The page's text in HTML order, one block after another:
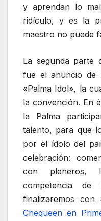
y aprendan lo
ridículo, y es la
maestro no puede
La segunda parte
fue el anuncio de
«Palma Idol», la
la convención. En
la Palma
talento, para que
por el ídolo del
celebración:
con pleneros,
competencia de
finalizaremos con
Chequeen en